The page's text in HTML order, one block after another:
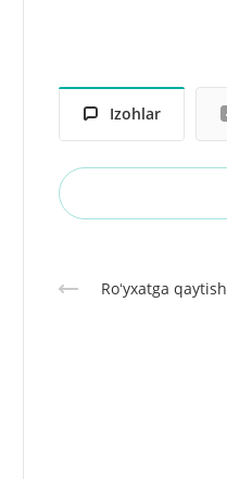
Izohlar
Roʻyxatga qaytish